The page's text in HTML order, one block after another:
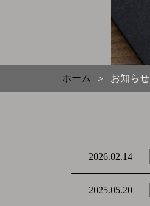
ホーム ＞ お知らせ
2026.02.14
2025.05.20